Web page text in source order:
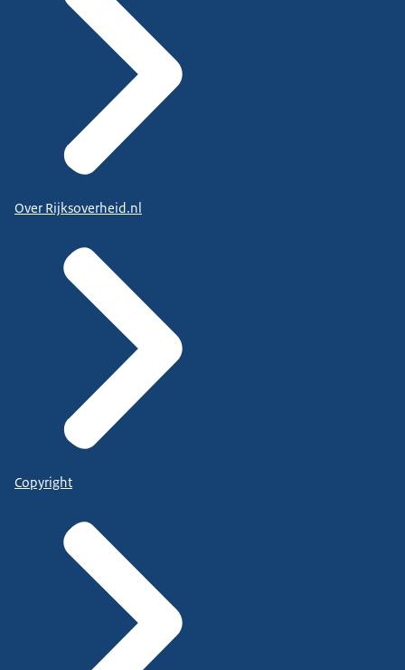
Over Rijksoverheid.nl
Copyright